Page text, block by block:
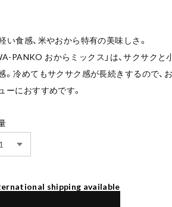
い食感、米やおから特有の美味しさ。
PANKO おからミックス」は、サクサク
。冷めてもサクサク感が長続きするので、
ーにおすすめです。
shipping available